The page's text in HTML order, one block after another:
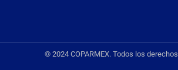
© 2024 COPARMEX. Todos los